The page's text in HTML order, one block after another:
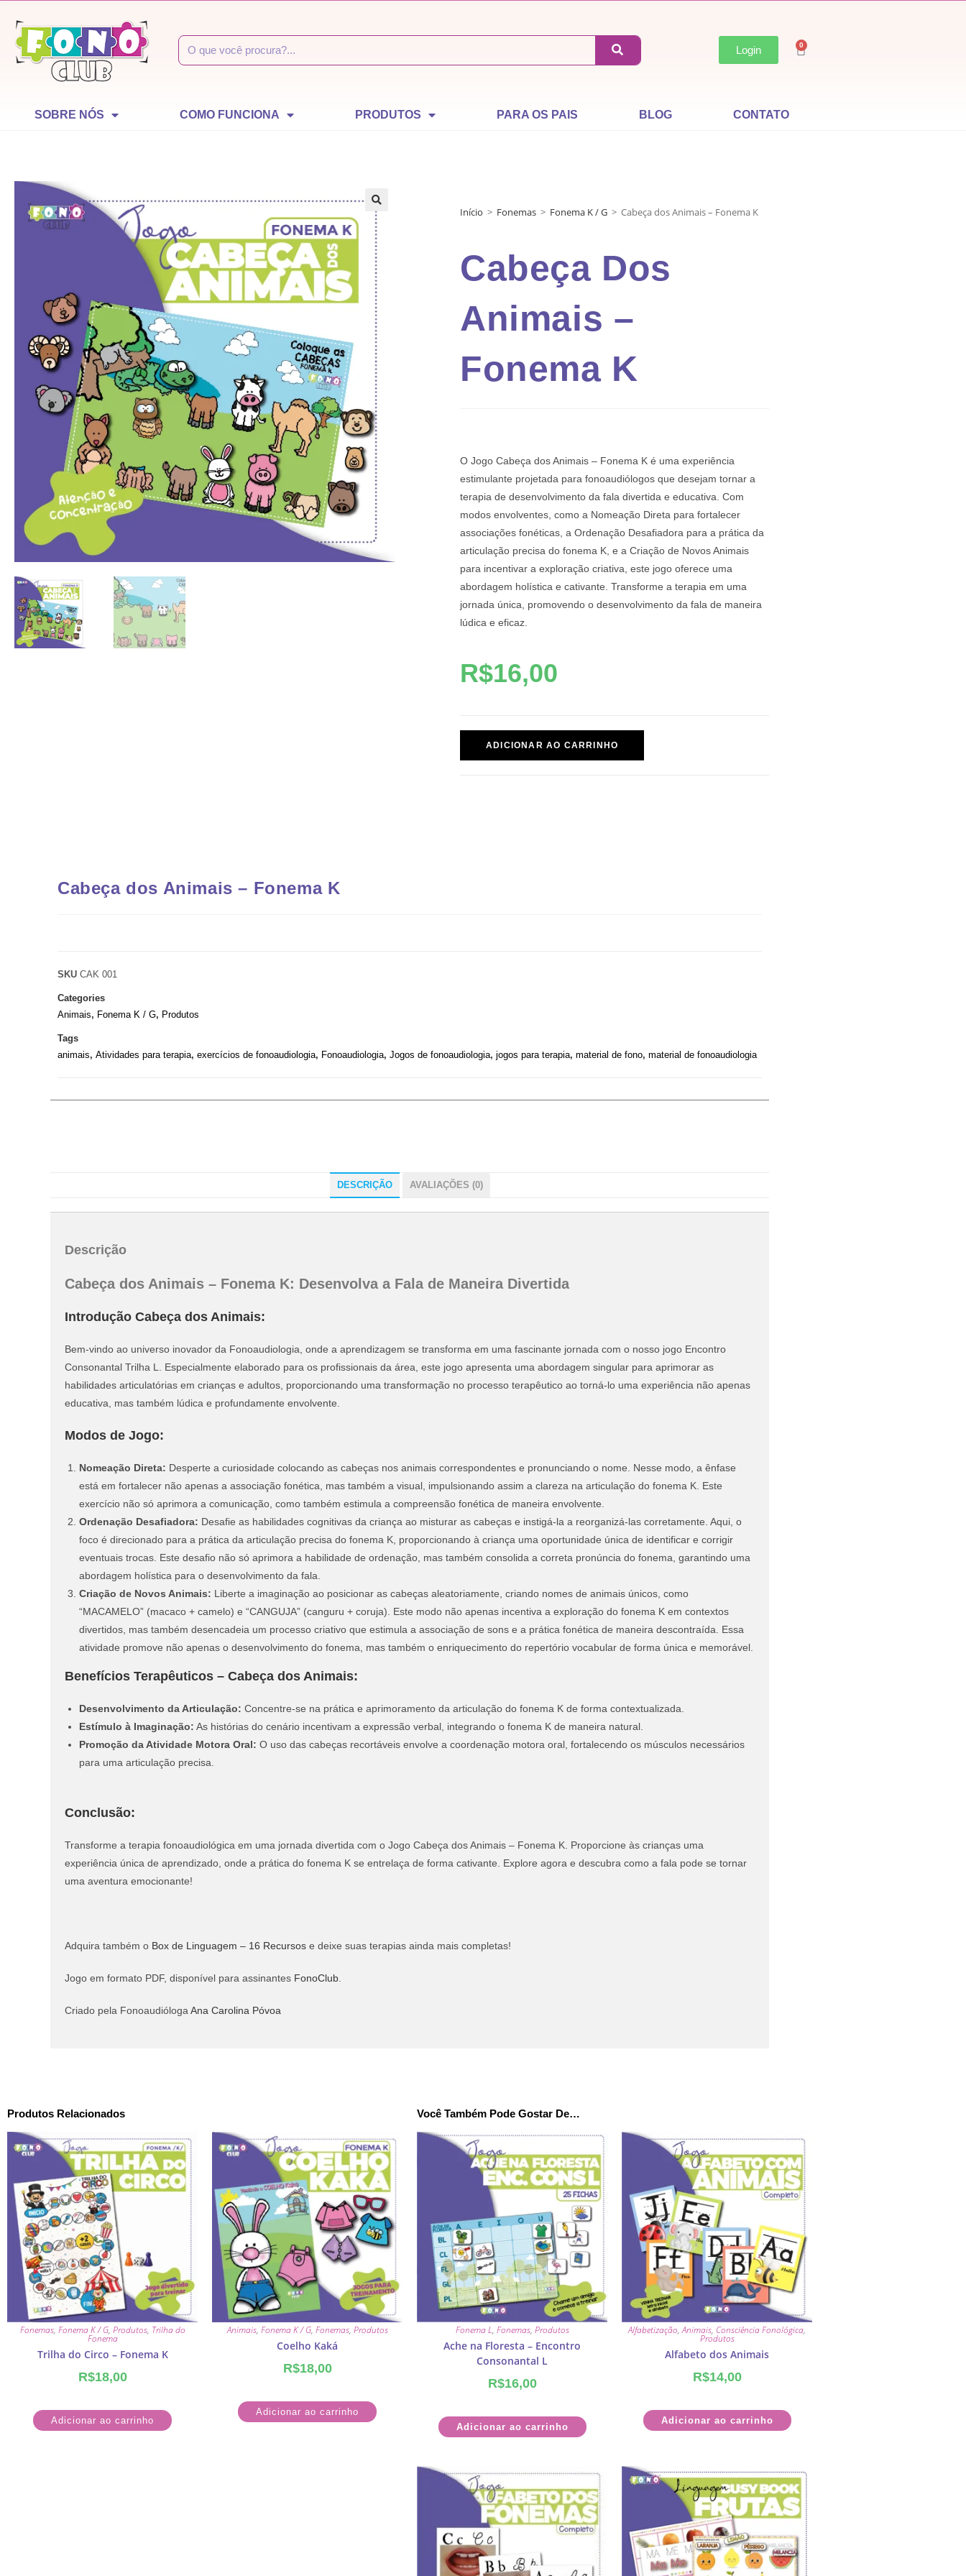
Login 0
SOBRE NÓS COMO FUNCIONA PRODUTOS PARA OS PAIS BLOG CONTATO
Início > Fonemas > Fonema K / G > Cabeça dos Animais – Fonema K
Cabeça Dos
Animais –
Fonema K
O Jogo Cabeça dos Animais – Fonema K é uma experiência
estimulante projetada para fonoaudiólogos que desejam tornar a
terapia de desenvolvimento da fala divertida e educativa. Com
modos envolventes, como a Nomeação Direta para fortalecer
associações fonéticas, a Ordenação Desafiadora para a prática da
articulação precisa do fonema K, e a Criação de Novos Animais
para incentivar a exploração criativa, este jogo oferece uma
abordagem holística e cativante. Transforme a terapia em uma
jornada única, promovendo o desenvolvimento da fala de maneira
lúdica e eficaz.
R$16,00
ADICIONAR AO CARRINHO
Cabeça dos Animais – Fonema K
SKU CAK 001
Categories
Animais, Fonema K / G, Produtos
Tags
animais, Atividades para terapia, exercícios de fonoaudiologia, Fonoaudiologia, Jogos de fonoaudiologia, jogos para terapia, material de fono, material de fonoaudiologia
DESCRIÇÃO AVALIAÇÕES (0)
Descrição
Cabeça dos Animais – Fonema K: Desenvolva a Fala de Maneira Divertida
Introdução Cabeça dos Animais:
Bem-vindo ao universo inovador da Fonoaudiologia, onde a aprendizagem se transforma em uma fascinante jornada com o nosso jogo Encontro
Consonantal Trilha L. Especialmente elaborado para os profissionais da área, este jogo apresenta uma abordagem singular para aprimorar as
habilidades articulatórias em crianças e adultos, proporcionando uma transformação no processo terapêutico ao torná-lo uma experiência não apenas
educativa, mas também lúdica e profundamente envolvente.
Modos de Jogo:
Nomeação Direta: Desperte a curiosidade colocando as cabeças nos animais correspondentes e pronunciando o nome. Nesse modo, a ênfase
está em fortalecer não apenas a associação fonética, mas também a visual, impulsionando assim a clareza na articulação do fonema K. Este
exercício não só aprimora a comunicação, como também estimula a compreensão fonética de maneira envolvente.
Ordenação Desafiadora: Desafie as habilidades cognitivas da criança ao misturar as cabeças e instigá-la a reorganizá-las corretamente. Aqui, o
foco é direcionado para a prática da articulação precisa do fonema K, proporcionando à criança uma oportunidade única de identificar e corrigir
eventuais trocas. Este desafio não só aprimora a habilidade de ordenação, mas também consolida a correta pronúncia do fonema, garantindo uma
abordagem holística para o desenvolvimento da fala.
Criação de Novos Animais: Liberte a imaginação ao posicionar as cabeças aleatoriamente, criando nomes de animais únicos, como
“MACAMELO” (macaco + camelo) e “CANGUJA” (canguru + coruja). Este modo não apenas incentiva a exploração do fonema K em contextos
divertidos, mas também desencadeia um processo criativo que estimula a associação de sons e a prática fonética de maneira descontraída. Essa
atividade promove não apenas o desenvolvimento do fonema, mas também o enriquecimento do repertório vocabular de forma única e memorável.
Benefícios Terapêuticos – Cabeça dos Animais:
Desenvolvimento da Articulação: Concentre-se na prática e aprimoramento da articulação do fonema K de forma contextualizada.
Estímulo à Imaginação: As histórias do cenário incentivam a expressão verbal, integrando o fonema K de maneira natural.
Promoção da Atividade Motora Oral: O uso das cabeças recortáveis envolve a coordenação motora oral, fortalecendo os músculos necessários
para uma articulação precisa.
Conclusão:
Transforme a terapia fonoaudiológica em uma jornada divertida com o Jogo Cabeça dos Animais – Fonema K. Proporcione às crianças uma
experiência única de aprendizado, onde a prática do fonema K se entrelaça de forma cativante. Explore agora e descubra como a fala pode se tornar
uma aventura emocionante!
Adquira também o Box de Linguagem – 16 Recursos e deixe suas terapias ainda mais completas!
Jogo em formato PDF, disponível para assinantes FonoClub
Criado pela Fonoaudióloga Ana Carolina Póvoa
Produtos Relacionados
Fonemas, Fonema K / G, Produtos, Trilha do
Fonema
Trilha do Circo – Fonema K
R$18,00
Adicionar ao carrinho
Animais, Fonema K / G, Fonemas, Produtos
Coelho Kaká
R$18,00
Adicionar ao carrinho
Você Também Pode Gostar De…
Fonema L, Fonemas, Produtos
Ache na Floresta – Encontro
Consonantal L
R$16,00
Adicionar ao carrinho
Alfabetização,Animais, Consciência Fonológica,
Produtos
Alfabeto dos Animais
R$14,00
Adicionar ao carrinho